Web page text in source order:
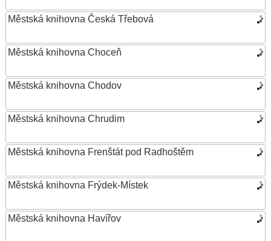
Městská knihovna Česká Třebová
Městská knihovna Choceň
Městská knihovna Chodov
Městská knihovna Chrudim
Městská knihovna Frenštát pod Radhoštěm
Městská knihovna Frýdek-Místek
Městská knihovna Havířov